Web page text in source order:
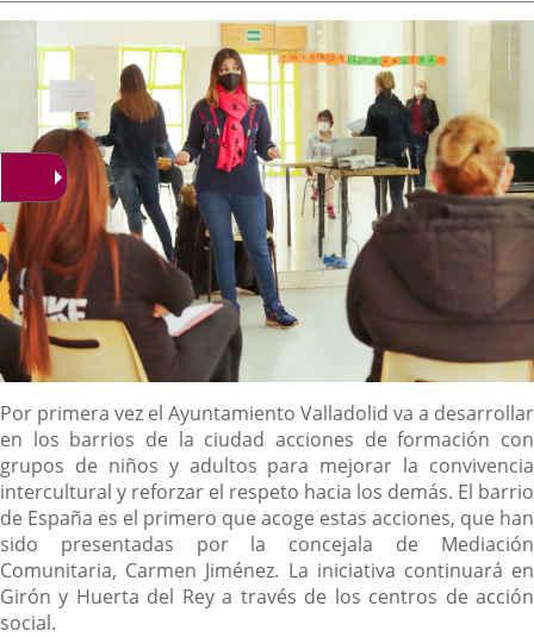
externa.externa.
la
Descripción
Por primera vez el Ayuntamiento Valladolid va a desarrollar
en los barrios de la ciudad acciones de formación con
grupos de niños y adultos para mejorar la convivencia
intercultural y reforzar el respeto hacia los demás. El barrio
de España es el primero que acoge estas acciones, que han
sido presentadas por la concejala de Mediación
Comunitaria, Carmen Jiménez. La iniciativa continuará en
Girón y Huerta del Rey a través de los centros de acción
social.